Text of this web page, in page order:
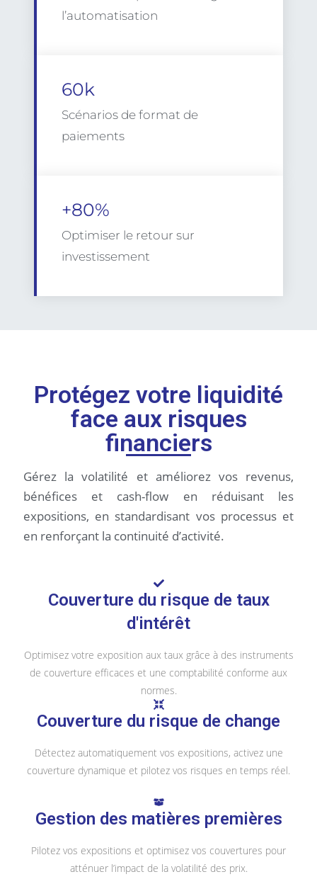
l’automatisation
60k
Scénarios de format de
paiements
+80%
Optimiser le retour sur
investissement
Protégez votre liquidité
face aux risques
financiers
Gérez la volatilité et améliorez vos revenus,
bénéfices et cash-flow en réduisant les
expositions, en standardisant vos processus et
en renforçant la continuité d’activité.
Couverture du risque de taux
d'intérêt
Optimisez votre exposition aux taux grâce à des instruments
de couverture efficaces et une comptabilité conforme aux
normes.
Couverture du risque de change
Détectez automatiquement vos expositions, activez une
couverture dynamique et pilotez vos risques en temps réel.
Gestion des matières premières
Pilotez vos expositions et optimisez vos couvertures pour
atténuer l’impact de la volatilité des prix.